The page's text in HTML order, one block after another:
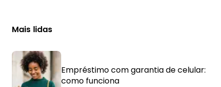
Mais lidas
Empréstimo com garantia de celular:
como funciona